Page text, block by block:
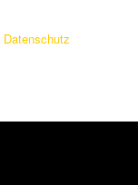
Datenschutz